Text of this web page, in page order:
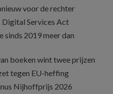
voor de rechter
Services Act
sinds 2019 meer dan
boeken wint twee prijzen
tegen EU-heffing
Nijhoffprijs 2026